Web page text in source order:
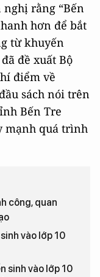
rằng “Bến
hơn để bắt
từ khuyến
đề xuất Bộ
điểm về
sách nói trên
Bến Tre
mạnh quá trình
công, quan
vào lớp 10
sinh vào lớp 10